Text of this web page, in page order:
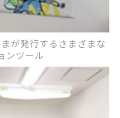
が発行するさまざまな
ンツール